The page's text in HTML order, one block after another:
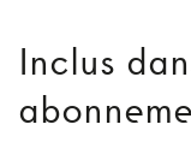
Inclus